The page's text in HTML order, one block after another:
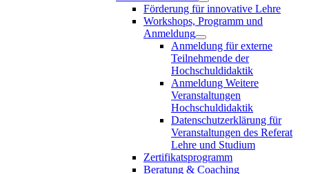
Förderung für innovative Lehre
Workshops, Programm und
Anmeldung
Anmeldung für externe
Teilnehmende der
Hochschuldidaktik
Anmeldung Weitere
Veranstaltungen
Hochschuldidaktik
Datenschutzerklärung für
Veranstaltungen des Referat
Lehre und Studium
Zertifikatsprogramm
Beratung & Coaching